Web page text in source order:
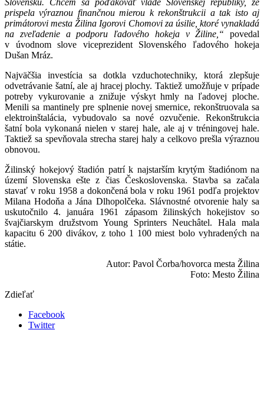
Slovensku. Chcem sa poďakovať vláde Slovenskej republiky, že
prispela výraznou finančnou mierou k rekonštrukcii a tak isto aj
primátorovi mesta Žilina Igorovi Chomovi za úsilie, ktoré vynakladá
na zveľadenie a podporu ľadového hokeja v Žiline,“ povedal
v úvodnom slove viceprezident Slovenského ľadového hokeja
Dušan Mráz.
Najväčšia investícia sa dotkla vzduchotechniky, ktorá zlepšuje
odvetrávanie šatní, ale aj hracej plochy. Taktiež umožňuje v prípade
potreby vykurovanie a znižuje výskyt hmly na ľadovej ploche.
Menili sa mantinely pre splnenie novej smernice, rekonštruovala sa
elektroinštalácia, vybudovalo sa nové ozvučenie. Rekonštrukcia
šatní bola vykonaná nielen v starej hale, ale aj v tréningovej hale.
Taktiež sa spevňovala strecha starej haly a celkovo prešla výraznou
obnovou.
Žilinský hokejový štadión patrí k najstarším krytým štadiónom na
území Slovenska ešte z čias Československa. Stavba sa začala
stavať v roku 1958 a dokončená bola v roku 1961 podľa projektov
Milana Hodoňa a Jána Dlhopolčeka. Slávnostné otvorenie haly sa
uskutočnilo 4. januára 1961 zápasom žilinských hokejistov so
švajčiarskym družstvom Young Sprinters Neuchâtel. Hala mala
kapacitu 6 200 divákov, z toho 1 100 miest bolo vyhradených na
státie.
Autor: Pavol Čorba/hovorca mesta Žilina
Foto: Mesto Žilina
Zdieľať
Facebook
Twitter